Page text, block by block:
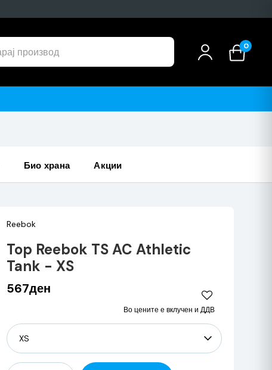
0
био храна акции
Reebok
Top Reebok TS AC Athletic
Tank - XS
567ден
Во цените е вклучен и ДДВ